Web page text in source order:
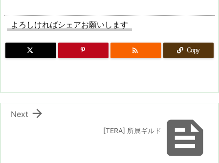
よろしければシェアお願いします
 Copy

[TERA] 所属ギルド

Next